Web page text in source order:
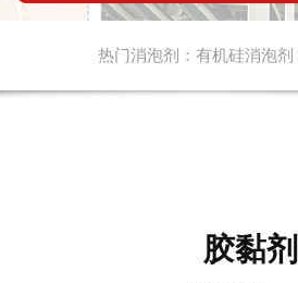
热门消泡剂： 有机硅消泡剂
胶黏